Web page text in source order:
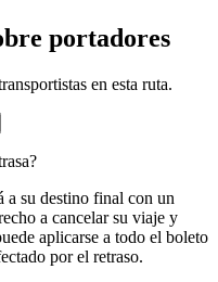
portadores
en esta ruta.
a su destino final con un
a cancelar su viaje y
aplicarse a todo el boleto
por el retraso.